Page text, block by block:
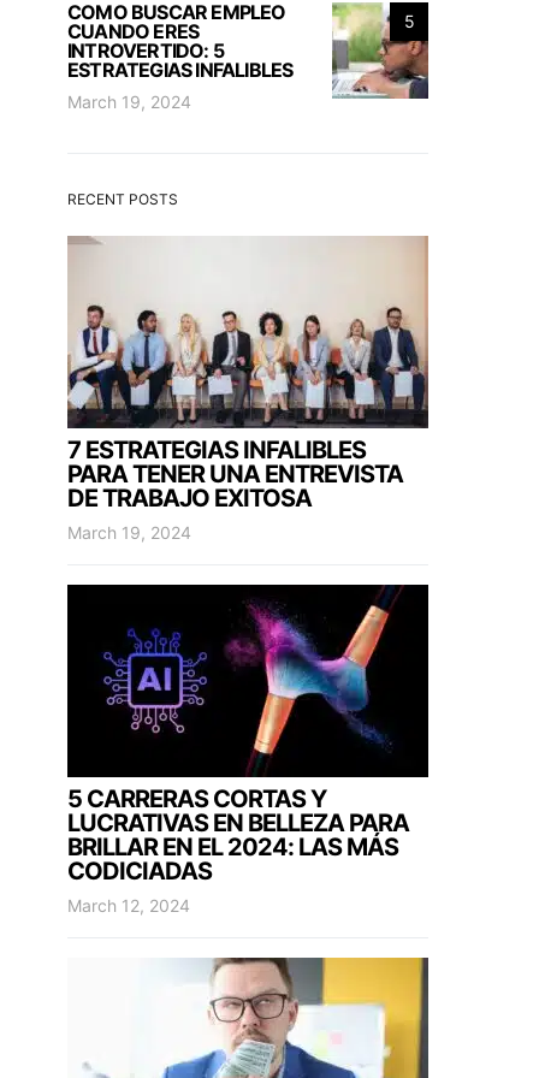
5
COMO BUSCAR EMPLEO
CUANDO ERES
INTROVERTIDO: 5
ESTRATEGIAS INFALIBLES
March 19, 2024
RECENT POSTS
7 ESTRATEGIAS INFALIBLES
PARA TENER UNA ENTREVISTA
DE TRABAJO EXITOSA
March 19, 2024
5 CARRERAS CORTAS Y
LUCRATIVAS EN BELLEZA PARA
BRILLAR EN EL 2024: LAS MÁS
CODICIADAS
March 12, 2024